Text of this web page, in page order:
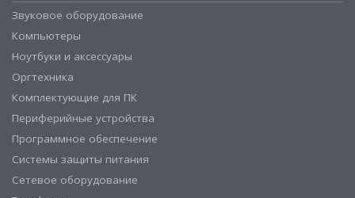
Звуковое оборудование
Компьютеры
Ноутбуки и аксессуары
Оргтехника
Комплектующие для ПК
Периферийные устройства
Программное обеспечение
Системы защиты питания
Сетевое оборудование